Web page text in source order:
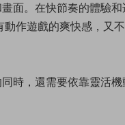
面。在快節奏的體驗和
作遊戲的爽快感，又
時，還需要依靠靈活機